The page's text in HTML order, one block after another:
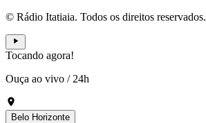
© Rádio Itatiaia. Todos os direitos reservados.
Tocando agora!
Ouça ao vivo / 24h
Belo Horizonte